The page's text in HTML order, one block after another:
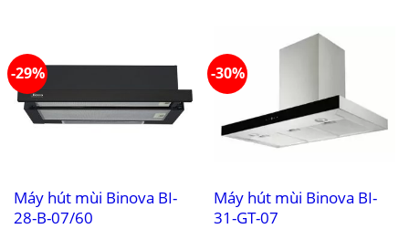
-29%
Máy hút mùi Binova BI-
28-B-07/60
-30%
Máy hút mùi Binova BI-
31-GT-07